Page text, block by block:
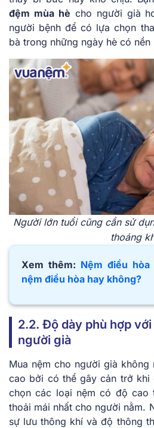
đệm mùa hè cho người già
người bệnh để có lựa chọn
bà trong những ngày hè có nền
Người lớn tuổi cũng cần sử
thoáng
Xem thêm: Nệm điều
nệm điều hòa hay không?
2.2. Độ dày phù hợp
người già
Mua nệm cho người già không
cao bởi có thể gây cản trở khi
chọn các loại nệm có độ cao
thoải mái nhất cho người nằm.
sự lưu thông khí và độ thông